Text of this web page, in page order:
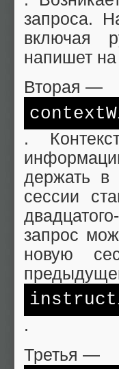
запроса.
включая
напишет
Вторая —
.
держать в
сессии
запрос
новую
.
Третья —